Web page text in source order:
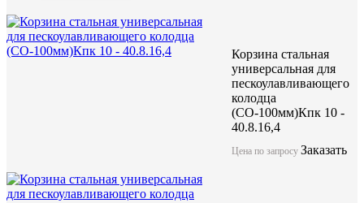
Корзина стальная
универсальная для
пескоулавливающего
колодца
(СО-100мм)Кпк 10 -
40.8.16,4
Цена по запросу Заказать